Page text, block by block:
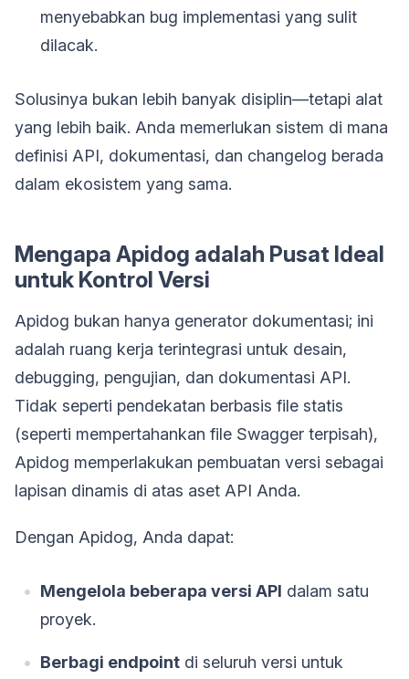
menyebabkan bug implementasi yang sulit
dilacak.
Solusinya bukan lebih banyak disiplin—tetapi alat
yang lebih baik. Anda memerlukan sistem di mana
definisi API, dokumentasi, dan changelog berada
dalam ekosistem yang sama.
Mengapa Apidog adalah Pusat Ideal
untuk Kontrol Versi
Apidog bukan hanya generator dokumentasi; ini
adalah ruang kerja terintegrasi untuk desain,
debugging, pengujian, dan dokumentasi API.
Tidak seperti pendekatan berbasis file statis
(seperti mempertahankan file Swagger terpisah),
Apidog memperlakukan pembuatan versi sebagai
lapisan dinamis di atas aset API Anda.
Dengan Apidog, Anda dapat:
Mengelola beberapa versi API dalam satu
proyek.
Berbagi endpoint di seluruh versi untuk